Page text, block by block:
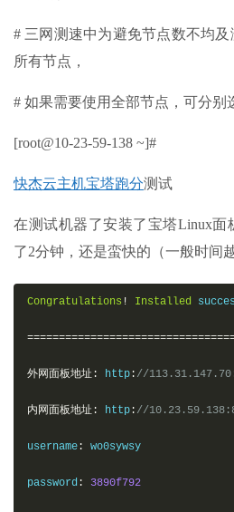
# 三网测速中为避免节点数不均
所有节点，
# 如果需要使用全部节点，可分别
[root@10-23-59-138 ~]#
快杰云主机宝塔跑分测试
在测试机器了安装了宝塔Linux面
了2分钟，还是蛮快的（一般时间
Congratulations ! Installed
外网面板地址: http : //
内网面板地址: http : //
username : wo0sywsy
password : 3890f792